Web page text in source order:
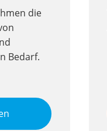
die
Bedarf.